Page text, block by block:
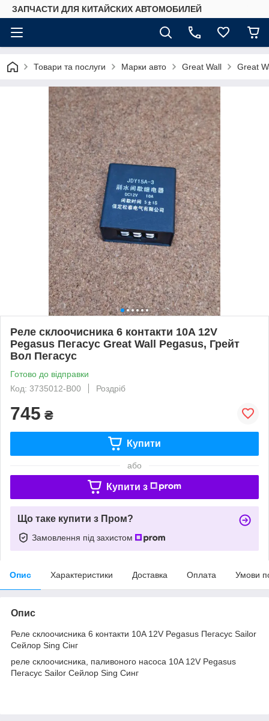
ЗАПЧАСТИ ДЛЯ КИТАЙСКИХ АВТОМОБИЛЕЙ
Товари та послуги Марки авто Great Wall Great
Реле склоочисника 6 контакти 10A 12V
Pegasus Пегасус Great Wall Pegasus, Грейт
Вол Пегасус
Готово до відправки
Код: 3735012-B00
Роздріб
745 ₴
Купити
або
Купити з
Що таке купити з Пром?
Замовлення під захистом
Опис Характеристики Доставка Оплата Умови
Опис
Реле склоочисника 6 контакти 10A 12V Pegasus Пегасус Sailor
Сейлор Sing Сінг
реле склоочисника, паливоного насоса 10A 12V Pegasus
Пегасус Sailor Сейлор Sing Синг